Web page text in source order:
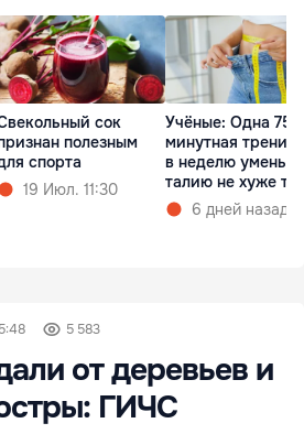
сок
полезным
спорта
19 Июл. 11:30
Учёные: Одна 75-
минутная
в неделю
талию не хуже
6 дней назад
5 583
от деревьев и
ГИЧС